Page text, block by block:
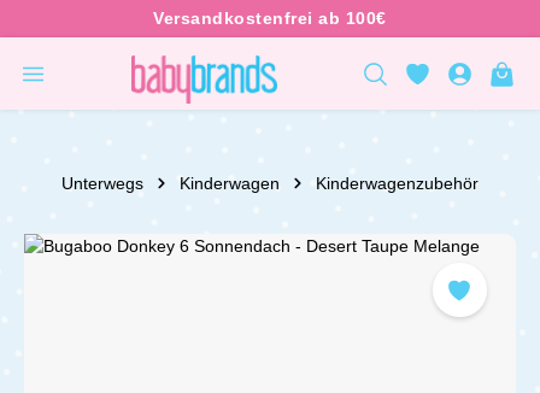
Unterwegs Kinderwagen Kinderwagenzubehör